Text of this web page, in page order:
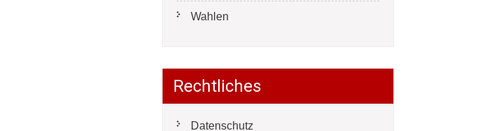
Wahlen
Rechtliches
Datenschutz